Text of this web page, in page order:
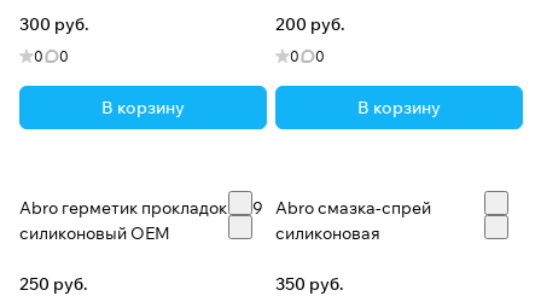
300 руб.
0 0
В корзину
200 руб.
0 0
В корзину
Abro герметик прокладок 999
силиконовый OEM
250 руб.
Abro смазка-спрей
силиконовая
350 руб.